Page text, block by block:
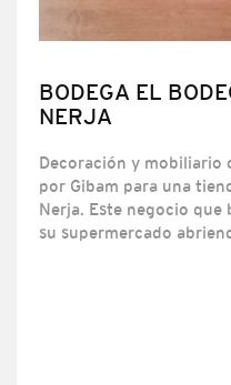
BODEGA EL
NERJA
Decoración y mobiliario
por Gibam para una
Nerja. Este negocio
su supermercado